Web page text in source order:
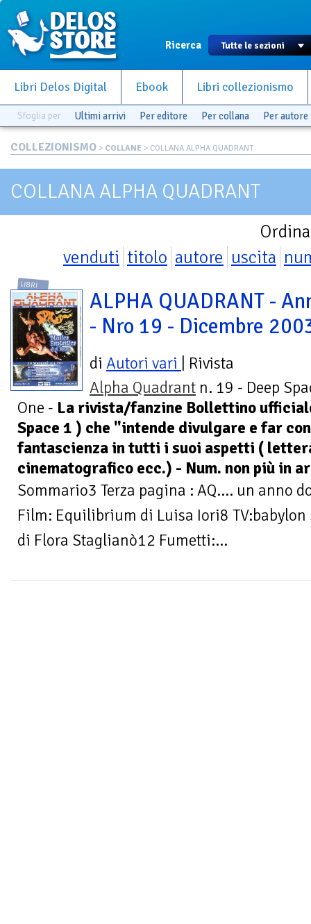
Ricerca
Libri Delos Digital Ebook Libri collezionismo
Sfoglia per Ultimi arrivi Per editore Per collana Per autore
COLLEZIONISMO > COLLANE > COLLANA ALPHA QUADRANT
COLLANA ALPHA QUADRANT
venduti titolo autore uscita
LIBRI
ALPHA QUADRANT -
- Nro 19 - Dicembre
di Autori vari
| Rivista
Alpha Quadrant n. 19 - Deep
One - La rivista/fanzine Bollettino
Space 1 ) che "intende divulgare e far
fantascienza in tutti i suoi aspetti (
cinematografico ecc.) - Num. non più in
Sommario3 Terza pagina : AQ.... un anno
Film: Equilibrium di Luisa Iori8 TV:babylon
di Flora Staglianò12 Fumetti:...